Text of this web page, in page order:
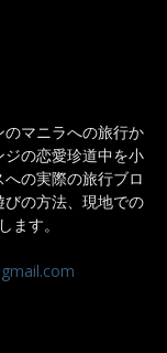
マニラへの旅行か
の恋愛珍道中を小
の実際の旅行ブロ
の方法、現地での
ます。